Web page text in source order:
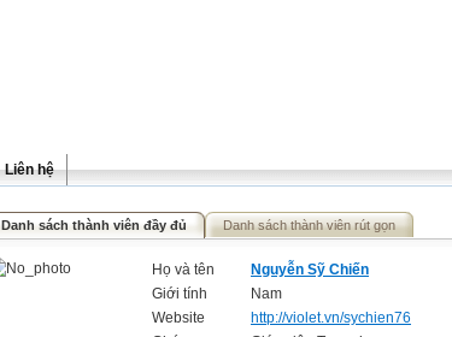
Liên hệ
Danh sách thành viên đầy đủ Danh sách thành viên rút gọn
Họ và tên
Nguyễn Sỹ Chiến
Giới tính
Nam
Website
http://violet.vn/sychien76